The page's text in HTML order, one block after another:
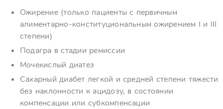
Ожирение (только пациенты с первичным
алиментарно-конституциональным ожирением I и III
степени)
Подагра в стадии ремиссии
Мочекислый диатез
Сахарный диабет легкой и средней степени тяжести
без наклонности к ацидозу, в состоянии
компенсации или субкомпенсации